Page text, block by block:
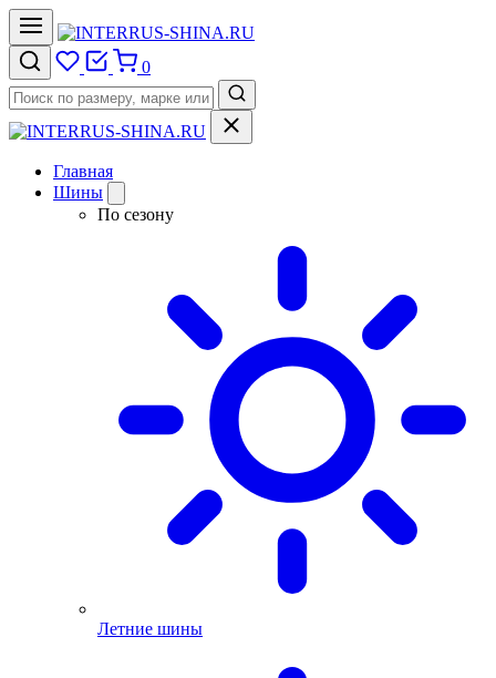
0
Главная
Шины
По сезону
Летние шины